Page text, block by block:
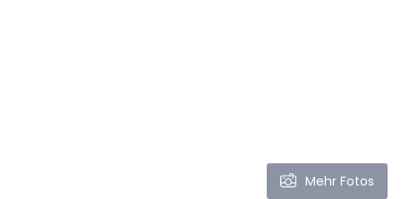
Mehr Fotos